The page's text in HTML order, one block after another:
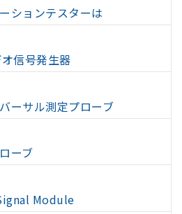
ションテスターは
信号発生器
ーサル測定プローブ
ーブ
Module